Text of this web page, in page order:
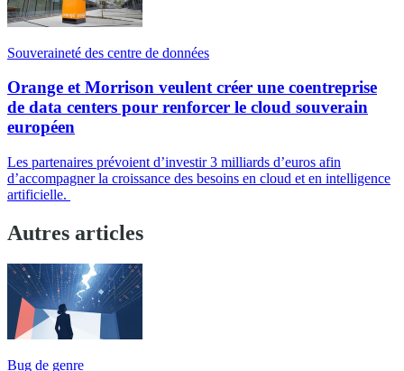
Souveraineté des centre de données
Orange et Morrison veulent créer une coentreprise
de data centers pour renforcer le cloud souverain
européen
Les partenaires prévoient d’investir 3 milliards d’euros afin
d’accompagner la croissance des besoins en cloud et en intelligence
artificielle.
Autres articles
Bug de genre